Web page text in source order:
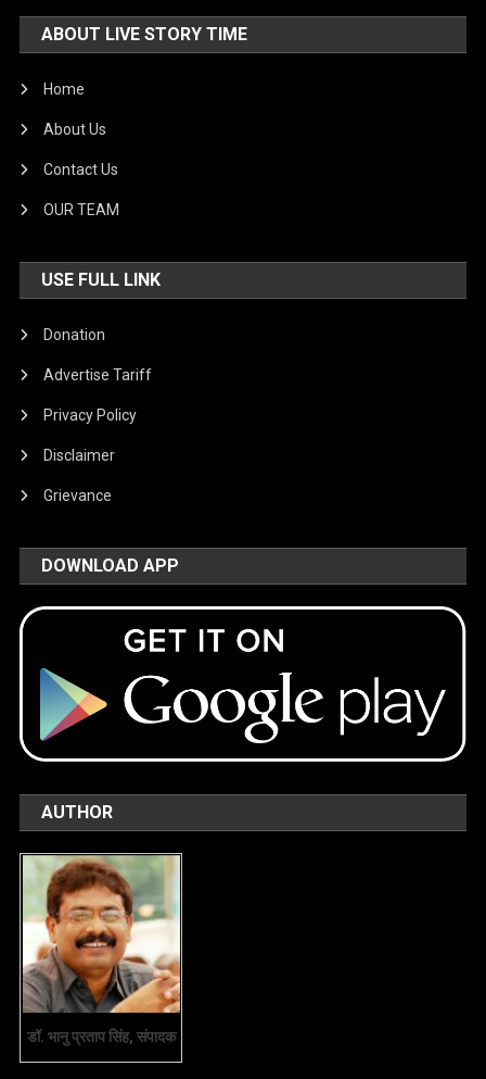
ABOUT LIVE STORY TIME
Home
About Us
Contact Us
OUR TEAM
USE FULL LINK
Donation
Advertise Tariff
Privacy Policy
Disclaimer
Grievance
DOWNLOAD APP
AUTHOR
डॉ. भानु प्रताप सिंह, संपादक